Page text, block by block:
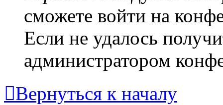
сможете войти на
Если не удалось
администратором
Вернуться к началу